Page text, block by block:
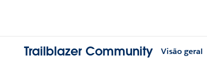
Trailblazer Community Visão geral